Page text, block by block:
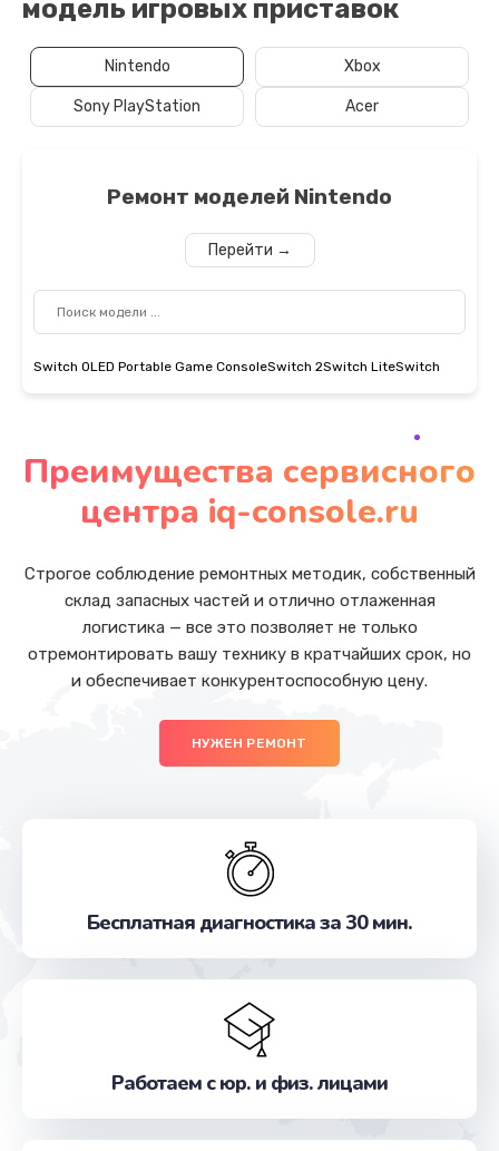
модель игровых приставок
Nintendo Xbox
Sony PlayStation Acer
Ремонт моделей Nintendo
Перейти →
Switch OLED Portable Game ConsoleSwitch 2Switch LiteSwitch
Преимущества сервисного
центра iq-console.ru
Строгое соблюдение ремонтных методик, собственный
склад запасных частей и отлично отлаженная
логистика — все это позволяет не только
отремонтировать вашу технику в кратчайших срок, но
и обеспечивает конкурентоспособную цену.
НУЖЕН РЕМОНТ
Бесплатная диагностика за 30 мин.
Работаем с юр. и физ. лицами